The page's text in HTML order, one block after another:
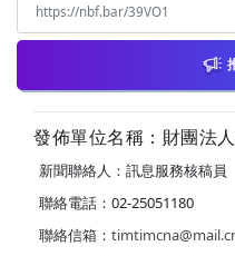
發佈單位名稱：財團法
新聞聯絡人：訊息服務核稿員
聯絡電話：02-25051180
聯絡信箱：